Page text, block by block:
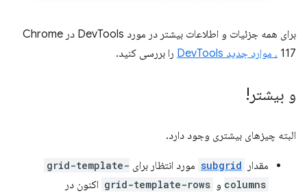
برای همه جزئیات و اطلاعات بیشتر در مورد DevTools در Chrome
117 ، موارد جدید DevTools را بررسی کنید.
و بیشتر!
البته چیزهای بیشتری وجود دارد.
مقدار subgrid مورد انتظار برای grid-template-
columns و grid-template-rows اکنون در